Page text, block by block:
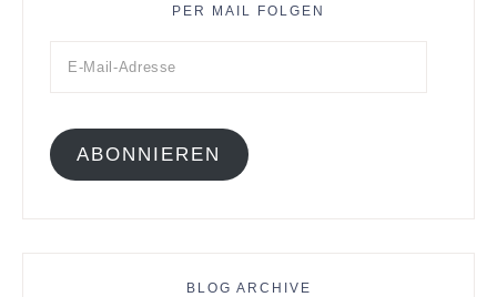
PER MAIL FOLGEN
ABONNIEREN
BLOG ARCHIVE